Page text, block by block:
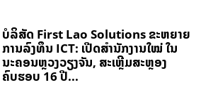
ບໍລິສັດ First Lao Solutions ຂະຫຍາຍ
ການລົງທຶນ ICT: ເປີດສຳນັກງານໃໝ່ ໃນ
ນະຄອນຫຼວງວຽງຈັນ, ສະເຫຼີມສະຫຼອງ
ຄົບຮອບ 16 ປີ...